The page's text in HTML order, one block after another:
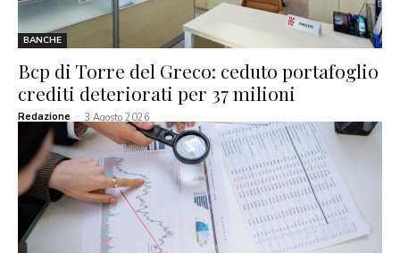
BANCHE
Bcp di Torre del Greco: ceduto portafoglio
crediti deteriorati per 37 milioni
Redazione - 3 Agosto 2026